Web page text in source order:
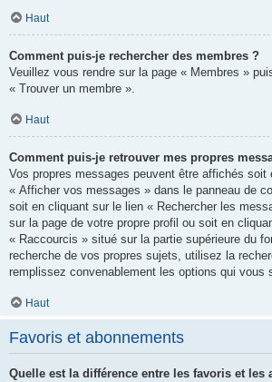
Haut
Comment puis-je rechercher des membres ?
Veuillez vous rendre sur la page « Membres »
« Trouver un membre ».
Haut
Comment puis-je retrouver mes propres
Vos propres messages peuvent être affichés soit
« Afficher vos messages » dans le panneau de
soit en cliquant sur le lien « Rechercher les
sur la page de votre propre profil ou soit en
« Raccourcis » situé sur la partie supérieure du
recherche de vos propres sujets, utilisez la
remplissez convenablement les options qui vous
Haut
Favoris et abonnements
Quelle est la différence entre les favoris et les